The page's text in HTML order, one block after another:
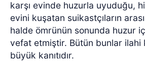
karşı evinde huzurla uyuduğu,
evini kuşatan suikastçıların
halde ömrünün sonunda huzur
vefat etmiştir. Bütün bunlar ilahi
büyük kanıtıdır.